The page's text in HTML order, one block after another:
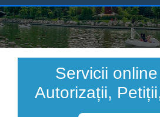
Servicii
Autorizații,